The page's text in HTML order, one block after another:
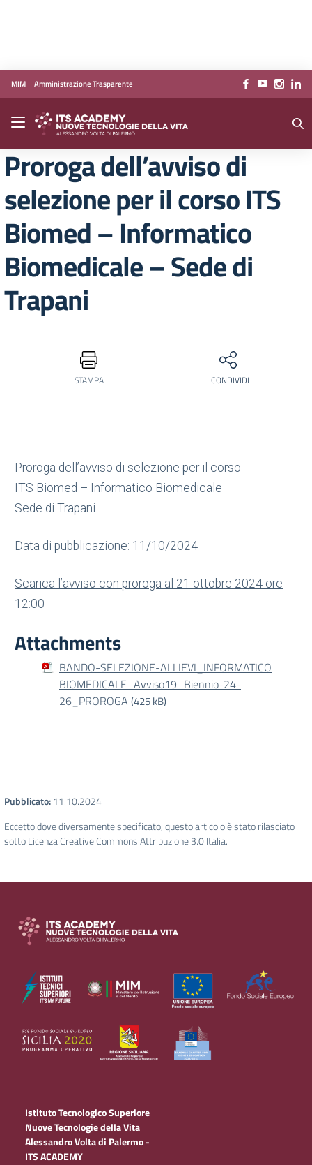
Vai ai contenuti
Vai al menu di navigazione
Vai al footer
MIM Amministrazione Trasparente
Proroga dell’avviso di
selezione per il corso ITS
Biomed – Informatico
Biomedicale – Sede di
Trapani
STAMPA CONDIVIDI
Proroga dell’avviso di selezione per il corso
ITS Biomed – Informatico Biomedicale
Sede di Trapani
Data di pubblicazione: 11/10/2024
Scarica l’avviso con proroga al 21 ottobre 2024 ore
12:00
Attachments
BANDO-SELEZIONE-ALLIEVI_INFORMATICO
BIOMEDICALE_Avviso19_Biennio-24-
26_PROROGA (425 kB)
Pubblicato:11.10.2024
Eccetto dove diversamente specificato, questo articolo è stato rilasciato
sotto Licenza Creative Commons Attribuzione 3.0 Italia.
Istituto Tecnologico Superiore
Nuove Tecnologie della Vita
Alessandro Volta di Palermo -
ITS ACADEMY